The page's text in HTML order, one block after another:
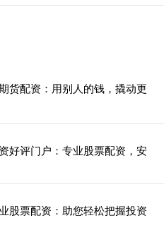
货配资：用别人的钱，撬动更
好评门户：专业股票配资，安
股票配资：助您轻松把握投资